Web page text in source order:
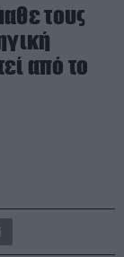
τους
από το